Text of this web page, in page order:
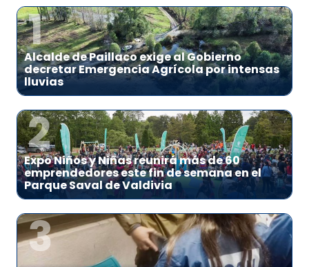
1
Alcalde de Paillaco exige al Gobierno
decretar Emergencia Agrícola por intensas
lluvias
2
Expo Niños y Niñas reunirá más de 60
emprendedores este fin de semana en el
Parque Saval de Valdivia
3